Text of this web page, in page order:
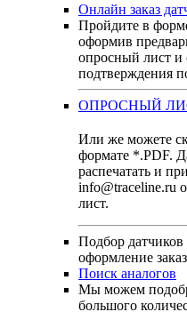
Онлайн заказ
Пройдите в
оформив
опросный лист и
подтверждения
ОПРОСНЫЙ
Или же можете
формате *.PDF.
распечатать и
info@traceline.ru
лист.
Подбор
оформление
Поиск аналогов
Мы можем
большого